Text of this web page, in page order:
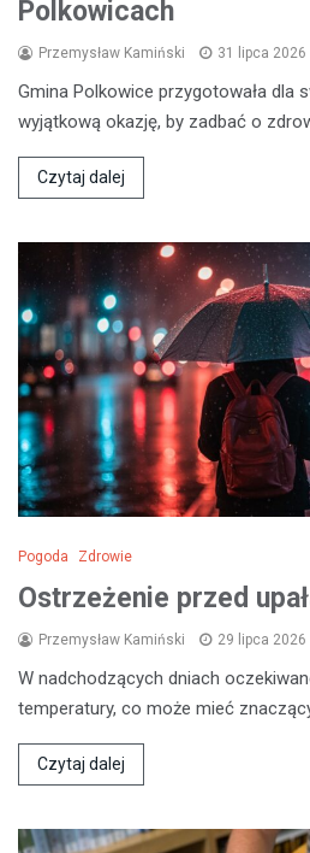
Polkowicach
Przemysław Kamiński 31 lipca 2026
Gmina Polkowice przygotowała dla
wyjątkową okazję, by zadbać o
Czytaj dalej
Pogoda Zdrowie
Ostrzeżenie przed
Przemysław Kamiński 29 lipca 2026
W nadchodzących dniach
temperatury, co może mieć
Czytaj dalej